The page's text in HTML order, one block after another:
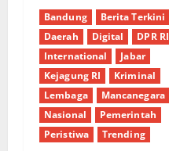
Bandung
Berita Terkini
Daerah
Digital
DPR RI
International
Jabar
Kejagung RI
Kriminal
Lembaga
Mancanegara
Nasional
Pemerintah
Peristiwa
Trending